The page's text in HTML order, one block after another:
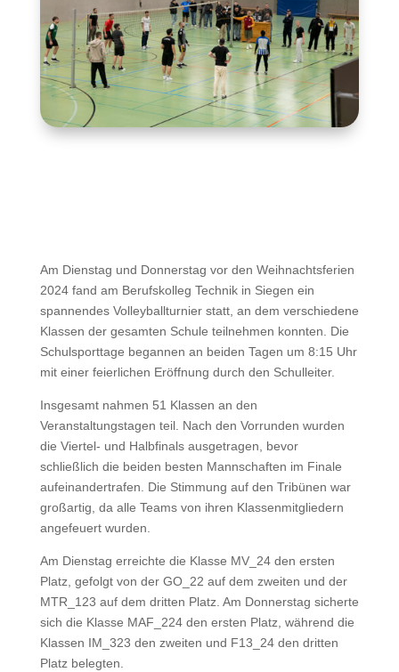
Am Dienstag und Donnerstag vor den Weihnachtsferien
2024 fand am Berufskolleg Technik in Siegen ein
spannendes Volleyballturnier statt, an dem verschiedene
Klassen der gesamten Schule teilnehmen konnten. Die
Schulsporttage begannen an beiden Tagen um 8:15 Uhr
mit einer feierlichen Eröffnung durch den Schulleiter.
Insgesamt nahmen 51 Klassen an den
Veranstaltungstagen teil. Nach den Vorrunden wurden
die Viertel- und Halbfinals ausgetragen, bevor
schließlich die beiden besten Mannschaften im Finale
aufeinandertrafen. Die Stimmung auf den Tribünen war
großartig, da alle Teams von ihren Klassenmitgliedern
angefeuert wurden.
Am Dienstag erreichte die Klasse MV_24 den ersten
Platz, gefolgt von der GO_22 auf dem zweiten und der
MTR_123 auf dem dritten Platz. Am Donnerstag sicherte
sich die Klasse MAF_224 den ersten Platz, während die
Klassen IM_323 den zweiten und F13_24 den dritten
Platz belegten.